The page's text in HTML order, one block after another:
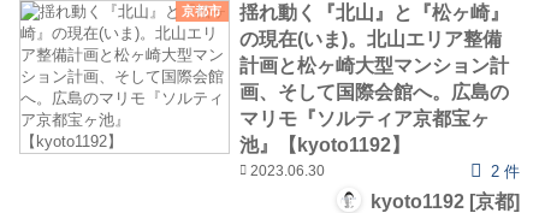
京都市
揺れ動く『北山』と『松ヶ崎』
の現在(いま)。北山エリア整備
計画と松ヶ崎大型マンション計
画、そして国際会館へ。広島の
マリモ『ソルティア京都宝ヶ
池』【kyoto1192】
2023.06.30 2 件
kyoto1192 [京都]